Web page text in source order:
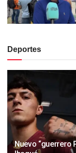
Deportes
Nuevo “guerrero